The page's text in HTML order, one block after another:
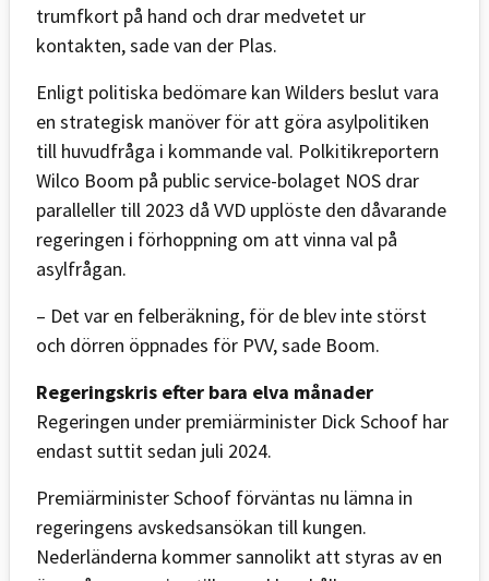
trumfkort på hand och drar medvetet ur
kontakten, sade van der Plas.
Enligt politiska bedömare kan Wilders beslut vara
en strategisk manöver för att göra asylpolitiken
till huvudfråga i kommande val. Polkitikreportern
Wilco Boom på public service-bolaget NOS drar
paralleller till 2023 då VVD upplöste den dåvarande
regeringen i förhoppning om att vinna val på
asylfrågan.
– Det var en felberäkning, för de blev inte störst
och dörren öppnades för PVV, sade Boom.
Regeringskris efter bara elva månader
Regeringen under premiärminister Dick Schoof har
endast suttit sedan juli 2024.
Premiärminister Schoof förväntas nu lämna in
regeringens avskedsansökan till kungen.
Nederländerna kommer sannolikt att styras av en